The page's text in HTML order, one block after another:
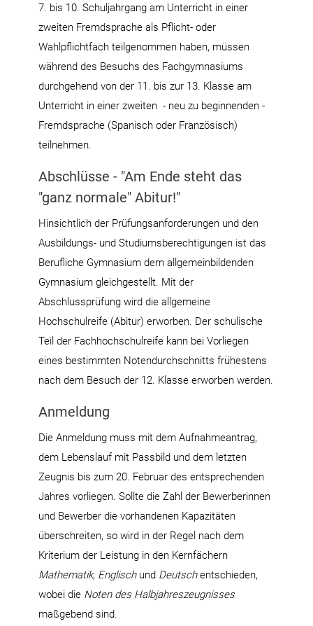
7. bis 10. Schuljahrgang am Unterricht in einer
zweiten Fremdsprache als Pflicht- oder
Wahlpflichtfach teilgenommen haben, müssen
während des Besuchs des Fachgymnasiums
durchgehend von der 11. bis zur 13. Klasse am
Unterricht in einer zweiten - neu zu beginnenden -
Fremdsprache (Spanisch oder Französisch)
teilnehmen.
Abschlüsse - "Am Ende steht das
"ganz normale" Abitur!"
Hinsichtlich der Prüfungsanforderungen und den
Ausbildungs- und Studiumsberechtigungen ist das
Berufliche Gymnasium dem allgemeinbildenden
Gymnasium gleichgestellt. Mit der
Abschlussprüfung wird die allgemeine
Hochschulreife (Abitur) erworben. Der schulische
Teil der Fachhochschulreife kann bei Vorliegen
eines bestimmten Notendurchschnitts frühestens
nach dem Besuch der 12. Klasse erworben werden.
Anmeldung
Die Anmeldung muss mit dem Aufnahmeantrag,
dem Lebenslauf mit Passbild und dem letzten
Zeugnis bis zum 20. Februar des entsprechenden
Jahres vorliegen. Sollte die Zahl der Bewerberinnen
und Bewerber die vorhandenen Kapazitäten
überschreiten, so wird in der Regel nach dem
Kriterium der Leistung in den Kernfächern
Mathematik, Englisch und Deutschentschieden,
wobei die Noten des Halbjahreszeugnisses
maßgebend sind.